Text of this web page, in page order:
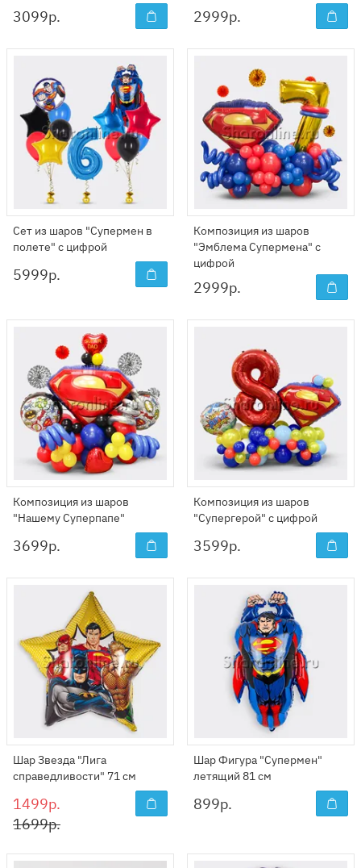
3099р. 2999р.
Сет из шаров "Супермен в
полете" с цифрой
5999р.
Композиция из шаров
"Эмблема Супермена" с
цифрой
2999р.
Композиция из шаров
"Нашему Суперпапе"
3699р.
Композиция из шаров
"Супергерой" с цифрой
3599р.
Шар Звезда "Лига
справедливости" 71 см
1499р.
1699р.
Шар Фигура "Супермен"
летящий 81 см
899р.